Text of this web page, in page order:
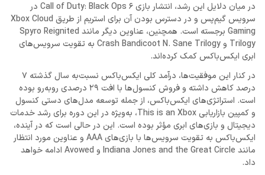
در میان دلایل این رشد، انتشار بازی Call of Duty: Black Ops 6 در
سرویس گیم‌پس و در دسترس بودن آن برای استریم از طریق Xbox Cloud
Gaming برجسته است. همچنین، عناوین دیگر مانند Spyro Reignited
Trilogy و Crash Bandicoot N. Sane Trilogy به تقویت سرویس‌های
ابری ایکس‌باکس کمک کرده‌اند.
در کنار این موفقیت‌ها، درآمد کلی ایکس‌باکس نسبت‌به سال گذشته 7
درصد کاهش داشته و فروش کنسول‌ها با افت 29 درصدی روبه‌رو بوده
است. استراتژی‌های ایکس‌باکس، از جمله توسعه مدل‌های دستی کنسول
و کمپین بازاریابی This is an Xbox، به‌ویژه در این دوره برای رشد خدمات
دیجیتال و بازی‌های ابری مؤثر بوده است. این در حالی است که در آینده،
ایکس‌باکس به تقویت سرویس‌ها با بازی‌های AAA و عناوین مورد انتظار
مانند Indiana Jones and the Great Circle و Avowed ادامه خواهد
داد.